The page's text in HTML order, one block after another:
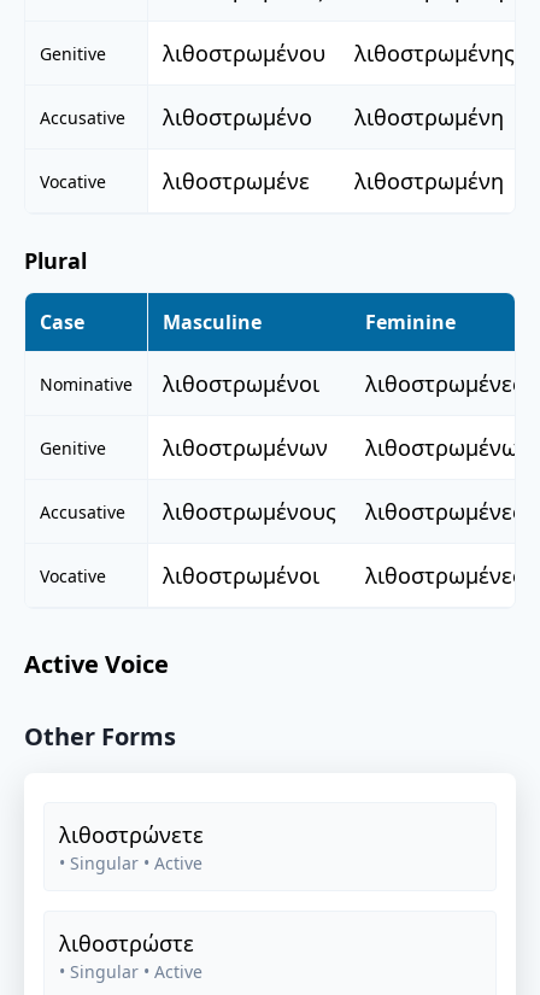
Genitive λιθοστρωμένου λιθοστρωμένης
Accusative λιθοστρωμένο λιθοστρωμένη
Vocative λιθοστρωμένε λιθοστρωμένη
Plural
Case Masculine Feminine
Nominative λιθοστρωμένοι λιθοστρωμένες
Genitive λιθοστρωμένων λιθοστρωμένων
Accusative λιθοστρωμένους λιθοστρωμένες
Vocative λιθοστρωμένοι λιθοστρωμένες
Active Voice
Other Forms
λιθοστρώνετε
• Singular • Active
λιθοστρώστε
• Singular • Active